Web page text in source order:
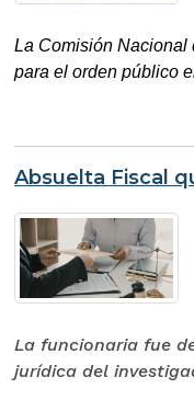
La Comisión Nacional
para el orden público
Absuelta Fiscal
La funcionaria fue
jurídica del